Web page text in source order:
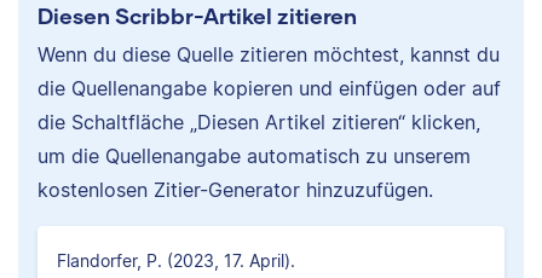
Diesen Scribbr-Artikel zitieren
Wenn du diese Quelle zitieren möchtest, kannst du
die Quellenangabe kopieren und einfügen oder auf
die Schaltfläche „Diesen Artikel zitieren“ klicken,
um die Quellenangabe automatisch zu unserem
kostenlosen Zitier-Generator hinzuzufügen.
Flandorfer, P. (2023, 17. April).